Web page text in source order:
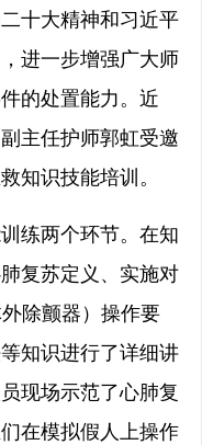
十大精神和习近平
进一步增强广大师
的处置能力。近
主任护师郭虹受邀
知识技能培训。
练两个环节。在知
复苏定义、实施对
除颤器）操作要
知识进行了详细讲
现场示范了心肺复
在模拟假人上操作